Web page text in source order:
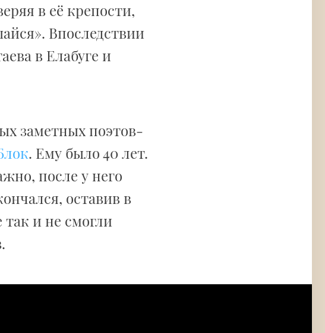
в её крепости,
Впоследствии
в Елабуге и
заметных поэтов-
. Ему было 40 лет.
после у него
оставив в
и не смогли